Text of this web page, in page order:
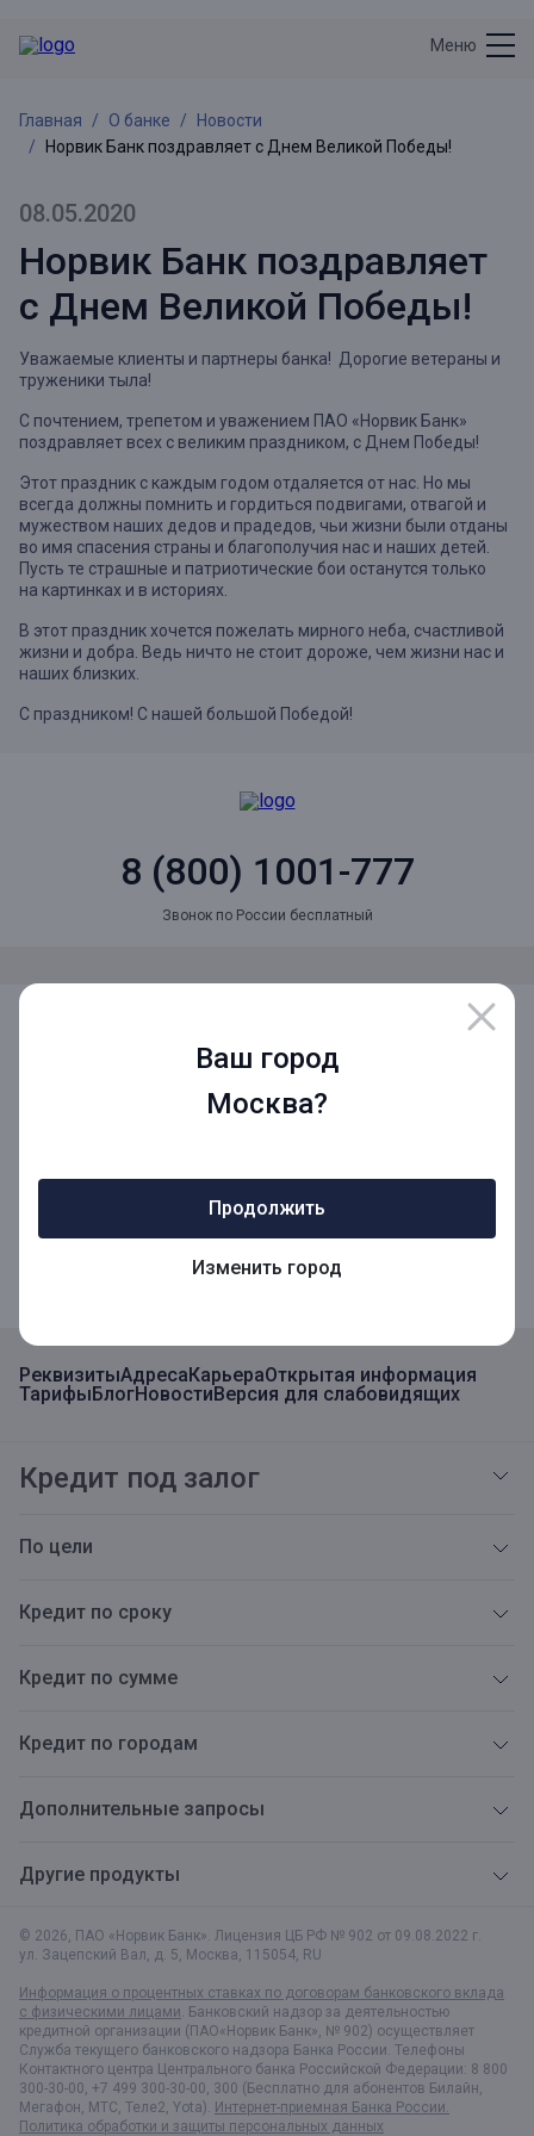
Ваш город
Москва?
Продолжить
Изменить город
Меню
Главная О банке
Новости
Норвик Банк поздравляет с Днем Великой Победы!
08.05.2020
Норвик Банк поздравляет
с Днем Великой Победы!
Уважаемые клиенты и партнеры банка! Дорогие ветераны и
труженики тыла!
С почтением, трепетом и уважением ПАО «Норвик Банк»
поздравляет всех с великим праздником, с Днем Победы!
Этот праздник с каждым годом отдаляется от нас. Но мы
всегда должны помнить и гордиться подвигами, отвагой и
мужеством наших дедов и прадедов, чьи жизни были отданы
во имя спасения страны и благополучия нас и наших детей.
Пусть те страшные и патриотические бои останутся только
на картинках и в историях.
В этот праздник хочется пожелать мирного неба, счастливой
жизни и добра. Ведь ничто не стоит дороже, чем жизни нас и
наших близких.
С праздником! С нашей большой Победой!
8 (800) 1001-777
Звонок по России бесплатный
© 2026, ПАО «Норвик Банк». Лицензия ЦБ РФ № 902 от 09.08.2022 г.
ул. Зацепский Вал, д. 5, Москва, 115054, RU
Информация о процентных ставках по договорам банковского вклада
с физическими лицами. Банковский надзор за деятельностью
кредитной организации (ПАО«Норвик Банк», № 902) осуществляет
Служба текущего банковского надзора Банка России. Телефоны
Контактного центра Центрального банка Российской Федерации: 8 800
300-30-00, +7 499 300-30-00, 300 (Бесплатно для абонентов Билайн,
Мегафон, МТС, Теле2, Yota). Интернет-приемная Банка России.
Политика обработки и защиты персональных данных
РеквизитыАдресаКарьераОткрытая информация
ТарифыБлогНовостиВерсия для слабовидящих
Кредит под залог
По цели
Кредит по сроку
Кредит по сумме
Кредит по городам
Дополнительные запросы
Другие продукты